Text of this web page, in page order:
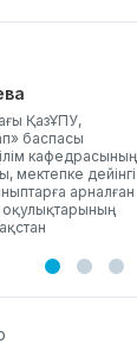
ҚазҰПУ,
баспасы
кафедрасының
мектепке дейінгі
арналған
оқулықтарының